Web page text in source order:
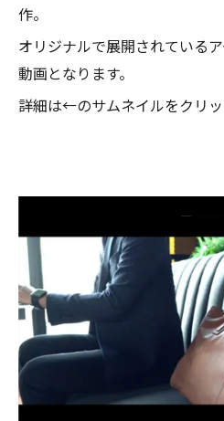
作。
オリジナルで展開されている
動画となります。
詳細は←のサムネイルをクリッ